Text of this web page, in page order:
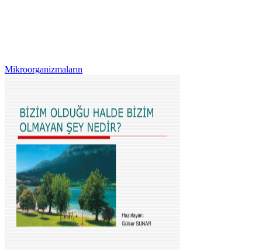
Mikroorganizmaların